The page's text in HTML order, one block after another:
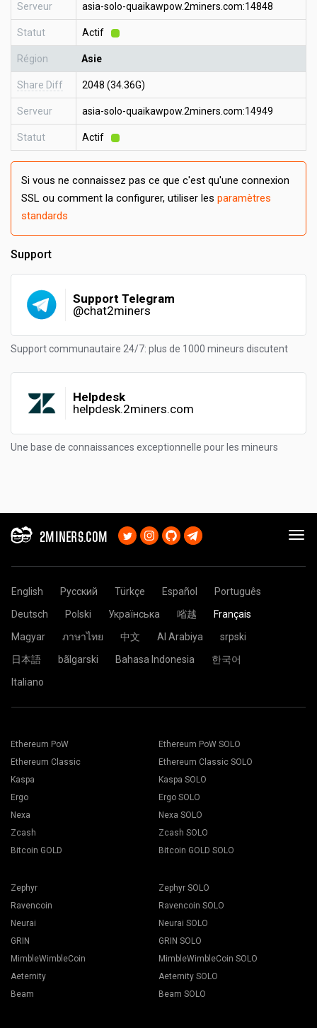
Serveur asia-solo-quaikawpow.2miners.com:14848
Statut Actif
Région Asie
Share Diff 2048 (34.36G)
Serveur asia-solo-quaikawpow.2miners.com:14949
Statut Actif
Si vous ne connaissez pas ce que c'est qu'une connexion
SSL ou comment la configurer, utiliser les paramètres
standards
Support
Support Telegram
@chat2miners
Support communautaire 24/7: plus de 1000 mineurs discutent
Helpdesk
helpdesk.2miners.com
Une base de connaissances exceptionnelle pour les mineurs
2MINERS.COM
English Русский Türkçe Español
Português
Deutsch
Polski Українська 㗂越
Français
Magyar
ภาษาไทย 中文 Al Arabiya
srpski
日本語
bãlgarski Bahasa Indonesia
한국어
Italiano
Ethereum PoW
Ethereum Classic
Kaspa
Ergo
Nexa
Zcash
Bitcoin GOLD
Ethereum PoW SOLO
Ethereum Classic SOLO
Kaspa SOLO
Ergo SOLO
Nexa SOLO
Zcash SOLO
Bitcoin GOLD SOLO
Zephyr
Ravencoin
Neurai
GRIN
MimbleWimbleCoin
Aeternity
Beam
Zephyr SOLO
Ravencoin SOLO
Neurai SOLO
GRIN SOLO
MimbleWimbleCoin SOLO
Aeternity SOLO
Beam SOLO